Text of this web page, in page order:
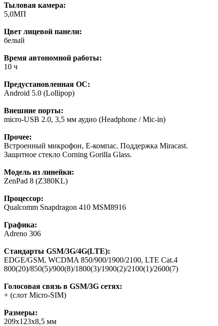
Тыловая камера:
5,0МП
Цвет лицевой панели:
белый
Время автономной работы:
10 ч
Предустановленная ОС:
Android 5.0 (Lollipop)
Внешние порты:
micro-USB 2.0, 3,5 мм аудио (Headphone / Mic-in)
Прочее:
Встроенный микрофон, Е-компас. Поддержка Miracast.
Защитное стекло Corning Gorilla Glass.
Модель из линейки:
ZenPad 8 (Z380KL)
Процессор:
Qualcomm Snapdragon 410 MSМ8916
Графика:
Adreno 306
Стандарты GSM/3G/4G(LTE):
EDGE/GSM, WCDMA 850/900/1900/2100, LTE Cat.4
800(20)/850(5)/900(8)/1800(3)/1900(2)/2100(1)/2600(7)
Голосовая связь в GSM/3G сетях:
+ (слот Micro-SIM)
Размеры:
209x123x8,5 мм